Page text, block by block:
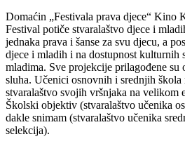
Domaćin „Festivala prava djece“ Kino
Festival potiče stvaralaštvo djece i
jednaka prava i šanse za svu djecu, a
djece i mladih i na dostupnost kulturnih
mladima. Sve projekcije prilagođene su
sluha. Učenici osnovnih i srednjih
stvaralaštvo svojih vršnjaka na velikom
Školski objektiv (stvaralaštvo učenika
dakle snimam (stvaralaštvo učenika
selekcija).